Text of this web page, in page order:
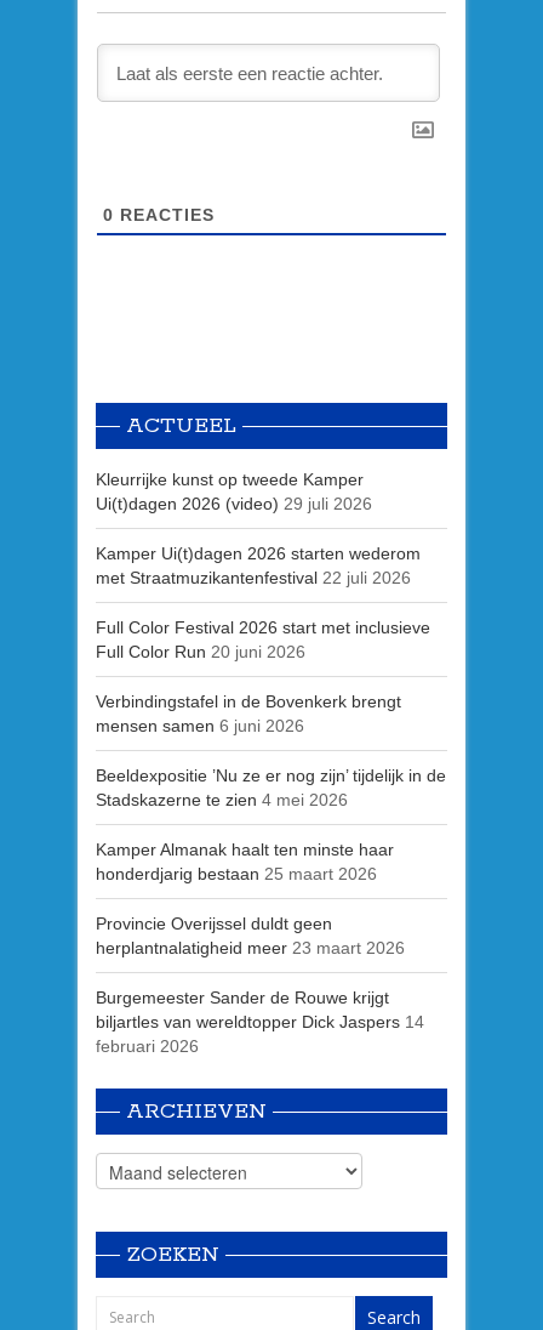
0 REACTIES
ACTUEEL
Kleurrijke kunst op tweede Kamper
Ui(t)dagen 2026 (video) 29 juli 2026
Kamper Ui(t)dagen 2026 starten wederom
met Straatmuzikantenfestival 22 juli 2026
Full Color Festival 2026 start met inclusieve
Full Color Run 20 juni 2026
Verbindingstafel in de Bovenkerk brengt
mensen samen 6 juni 2026
Beeldexpositie ’Nu ze er nog zijn’ tijdelijk in de
Stadskazerne te zien 4 mei 2026
Kamper Almanak haalt ten minste haar
honderdjarig bestaan 25 maart 2026
Provincie Overijssel duldt geen
herplantnalatigheid meer 23 maart 2026
Burgemeester Sander de Rouwe krijgt
biljartles van wereldtopper Dick Jaspers 14
februari 2026
ARCHIEVEN
ZOEKEN